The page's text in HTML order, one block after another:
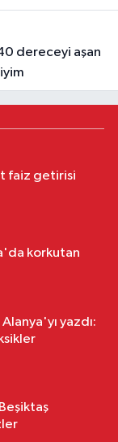
faiz getirisi
korkutan
yazdı: